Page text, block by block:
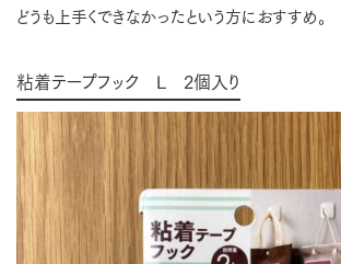
どうも上手くできなかったという方におすすめ。
粘着テープフック L 2個入り